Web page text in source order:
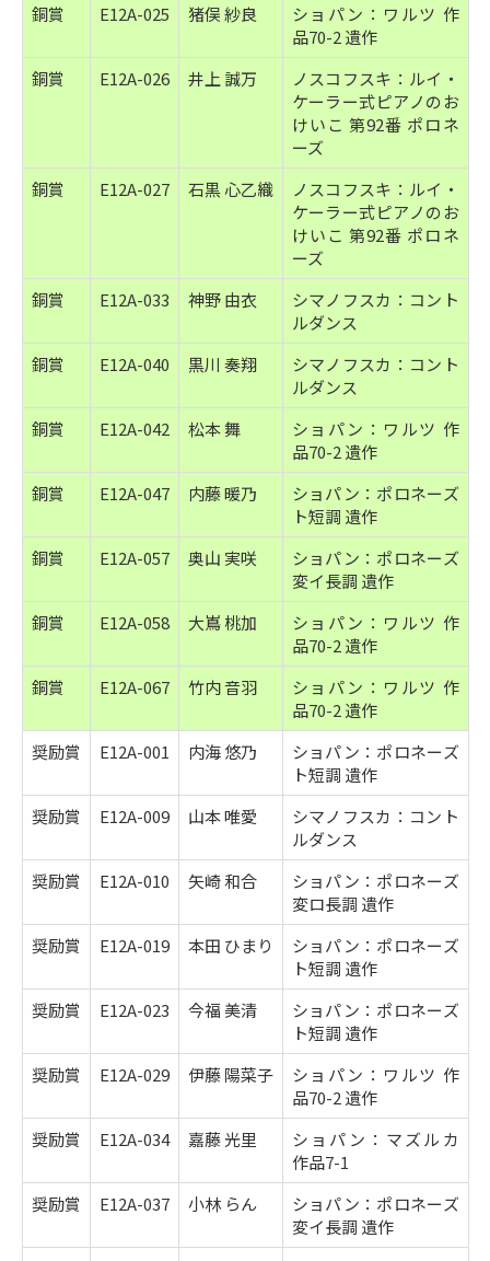
銅賞
E12A-025 猪俣 紗良
ショパン：ワルツ 作
品70-2 遺作
銅賞
E12A-026 井上 誠万
ノスコフスキ：ルイ・
ケーラー式ピアノのお
けいこ 第92番 ポロネ
ーズ
銅賞
E12A-027 石黒 心乙織
ノスコフスキ：ルイ・
ケーラー式ピアノのお
けいこ 第92番 ポロネ
ーズ
銅賞
E12A-033 神野 由衣
シマノフスカ：コント
ルダンス
銅賞
E12A-040 黒川 奏翔
シマノフスカ：コント
ルダンス
銅賞
E12A-042 松本 舞
ショパン：ワルツ 作
品70-2 遺作
銅賞
E12A-047 内藤 暖乃
ショパン：ポロネーズ
ト短調 遺作
銅賞
E12A-057 奥山 実咲
ショパン：ポロネーズ
変イ長調 遺作
銅賞
E12A-058 大嶌 桃加
ショパン：ワルツ 作
品70-2 遺作
銅賞
E12A-067 竹内 音羽
ショパン：ワルツ 作
品70-2 遺作
奨励賞
E12A-001 内海 悠乃
ショパン：ポロネーズ
ト短調 遺作
奨励賞
E12A-009 山本 唯愛
シマノフスカ：コント
ルダンス
奨励賞
E12A-010 矢崎 和合
ショパン：ポロネーズ
変ロ長調 遺作
奨励賞
E12A-019 本田 ひまり
ショパン：ポロネーズ
ト短調 遺作
奨励賞
E12A-023 今福 美清
ショパン：ポロネーズ
ト短調 遺作
奨励賞
E12A-029 伊藤 陽菜子
ショパン：ワルツ 作
品70-2 遺作
奨励賞
E12A-034 嘉藤 光里
ショパン：マズルカ
作品7-1
奨励賞
E12A-037 小林 らん
ショパン：ポロネーズ
変イ長調 遺作